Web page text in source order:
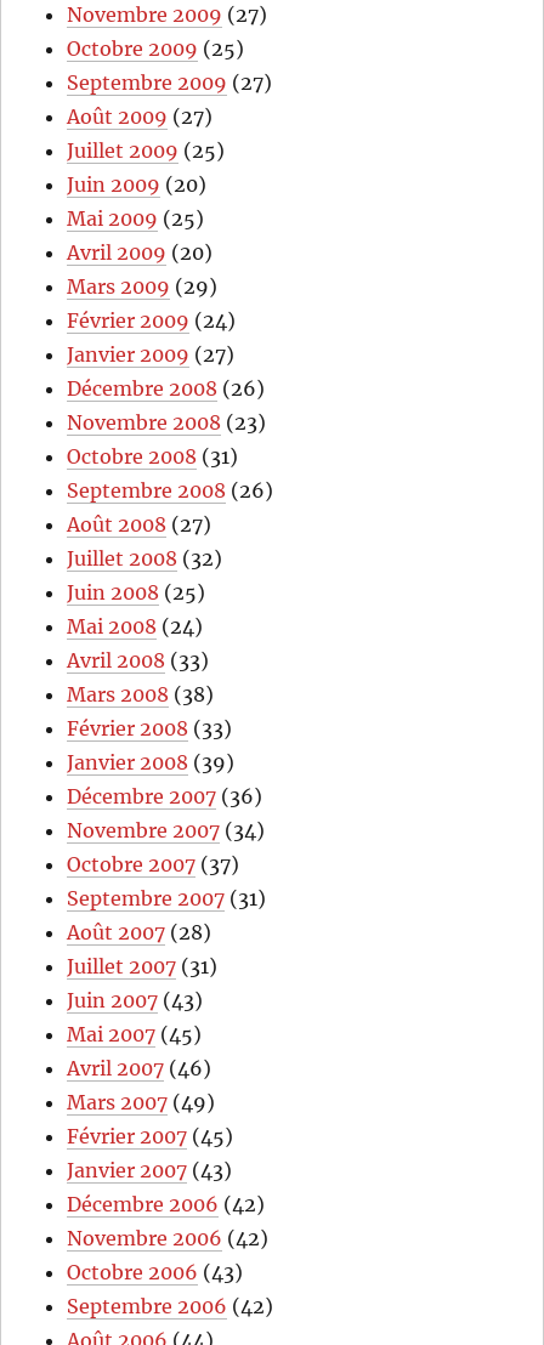
Novembre 2009 (27)
Octobre 2009 (25)
Septembre 2009 (27)
Août 2009 (27)
Juillet 2009 (25)
Juin 2009 (20)
Mai 2009 (25)
Avril 2009 (20)
Mars 2009 (29)
Février 2009 (24)
Janvier 2009 (27)
Décembre 2008 (26)
Novembre 2008 (23)
Octobre 2008 (31)
Septembre 2008 (26)
Août 2008 (27)
Juillet 2008 (32)
Juin 2008 (25)
Mai 2008 (24)
Avril 2008 (33)
Mars 2008 (38)
Février 2008 (33)
Janvier 2008 (39)
Décembre 2007 (36)
Novembre 2007 (34)
Octobre 2007 (37)
Septembre 2007 (31)
Août 2007 (28)
Juillet 2007 (31)
Juin 2007 (43)
Mai 2007 (45)
Avril 2007 (46)
Mars 2007 (49)
Février 2007 (45)
Janvier 2007 (43)
Décembre 2006 (42)
Novembre 2006 (42)
Octobre 2006 (43)
Septembre 2006 (42)
Août 2006 (44)